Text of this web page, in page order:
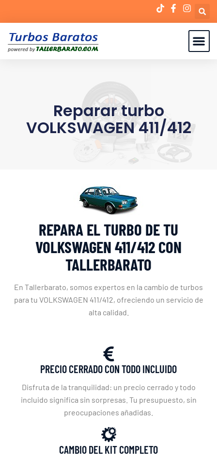
Reparar turbo
VOLKSWAGEN 411/412
REPARA EL TURBO DE TU
VOLKSWAGEN 411/412 CON
TALLERBARATO
En Tallerbarato, somos expertos en la cambio de turbos
para tu VOLKSWAGEN 411/412, ofreciendo un servicio de
alta calidad.
PRECIO CERRADO CON TODO INCLUIDO
Disfruta de la tranquilidad: un precio cerrado y todo
incluido significa sin sorpresas. Tu presupuesto, sin
preocupaciones añadidas.
CAMBIO DEL KIT COMPLETO